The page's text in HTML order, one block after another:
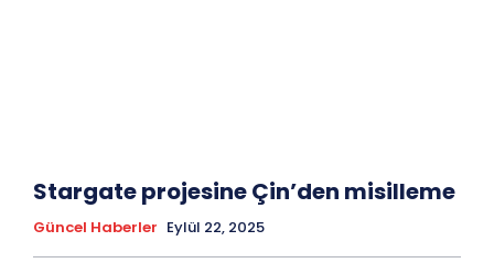
Stargate projesine Çin’den misilleme
Güncel Haberler Eylül 22, 2025